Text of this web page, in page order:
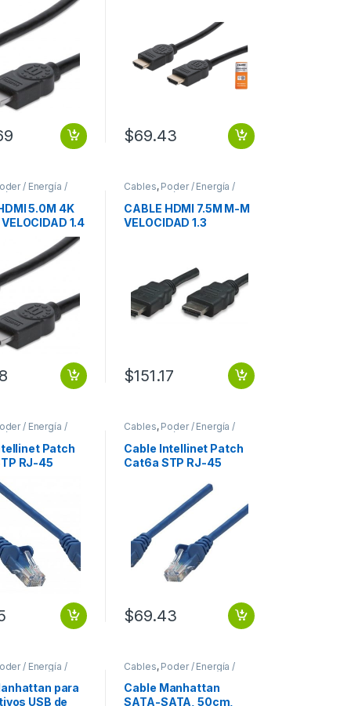
1.4
TV
$69.43
/ Energía /
5.0M 4K
1.4
1.4
TV
Cables, Poder / Energía /
Alimentación
CABLE HDMI 7.5M M-M
VELOCIDAD 1.3
MONITOR TV
PROYECTOR
$151.17
/ Energía /
Patch
RJ-45
RJ-45 Macho,
Azul 0.90M
AZUL
Cables, Poder / Energía /
Alimentación
Cable Intellinet Patch
Cat6a STP RJ-45
2 Metros, Azul 2.1M
SFTP BLINDADO AZUL
$69.43
/ Energía /
para
USB de
Cables, Poder / Energía /
Alimentación
Cable Manhattan
SATA-SATA, 50cm,